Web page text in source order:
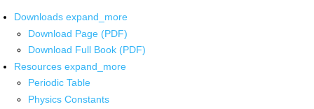
Downloads expand_more
Download Page (PDF)
Download Full Book (PDF)
Resources expand_more
Periodic Table
Physics Constants